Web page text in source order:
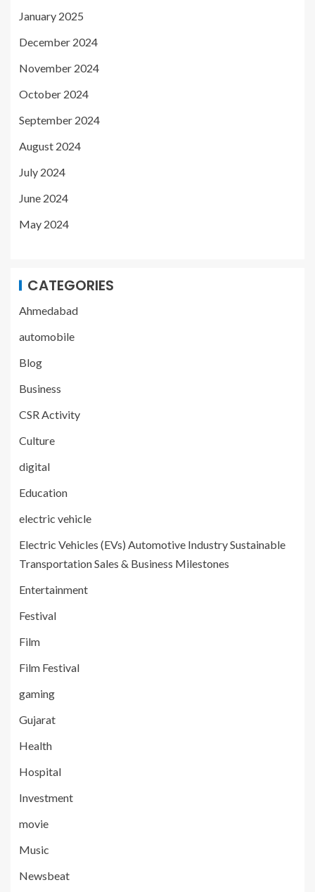
January 2025
December 2024
November 2024
October 2024
September 2024
August 2024
July 2024
June 2024
May 2024
CATEGORIES
Ahmedabad
automobile
Blog
Business
CSR Activity
Culture
digital
Education
electric vehicle
Electric Vehicles (EVs) Automotive Industry Sustainable
Transportation Sales & Business Milestones
Entertainment
Festival
Film
Film Festival
gaming
Gujarat
Health
Hospital
Investment
movie
Music
Newsbeat